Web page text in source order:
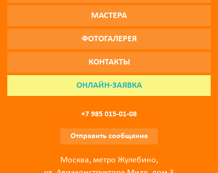
МАСТЕРА
ФОТОГАЛЕРЕЯ
КОНТАКТЫ
ОНЛАЙН-ЗАЯВКА
+7 985 015-01-08
Отправить сообщение
Москва, метро Жулебино,